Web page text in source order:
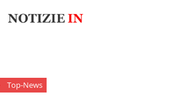
Top-News